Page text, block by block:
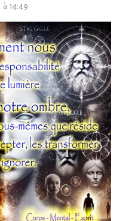
14:49